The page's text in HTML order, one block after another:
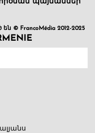
պայմաններ
© FrancoMédia 2012-2025